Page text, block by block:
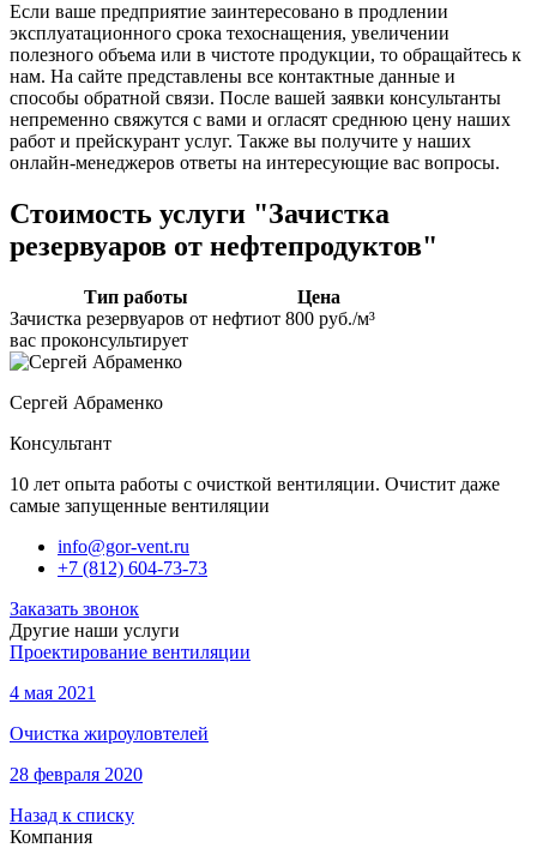
Если ваше предприятие заинтересовано в продлении
эксплуатационного срока техоснащения, увеличении
полезного объема или в чистоте продукции, то обращайтесь к
нам. На сайте представлены все контактные данные и
способы обратной связи. После вашей заявки консультанты
непременно свяжутся с вами и огласят среднюю цену наших
работ и прейскурант услуг. Также вы получите у наших
онлайн-менеджеров ответы на интересующие вас вопросы.
Стоимость услуги "Зачистка
резервуаров от нефтепродуктов"
Тип работы
Цена
Зачистка резервуаров от нефтиот 800 руб./м³
вас проконсультирует
Сергей Абраменко
Консультант
10 лет опыта работы с очисткой вентиляции. Очистит даже
самые запущенные вентиляции
info@gor-vent.ru
+7 (812) 604-73-73
Заказать звонок
Другие наши услуги
Проектирование вентиляции
4 мая 2021
Очистка жироуловтелей
28 февраля 2020
Назад к списку
Компания